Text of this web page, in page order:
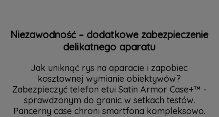
Niezawodność – dodatkowe zabezpieczenie
delikatnego aparatu
Jak uniknąć rys na aparacie i zapobiec
kosztownej wymianie obiektywów?
Zabezpieczyć telefon etui Satin Armor Case+™ -
sprawdzonym do granic w setkach testów.
Pancerny case chroni smartfona kompleksowo.